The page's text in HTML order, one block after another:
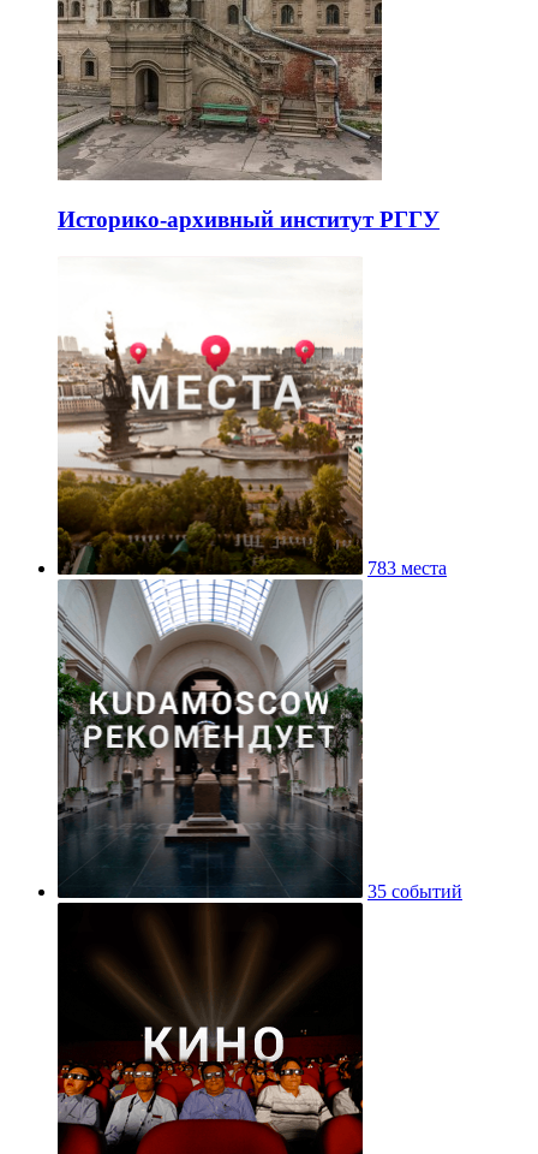
Историко-архивный институт РГГУ
783 места
35 событий